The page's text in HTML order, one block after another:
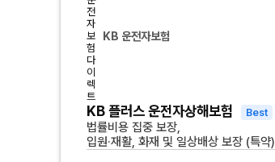
KB 운전자보험
KB 플러스 운전자상해보험 Best
법률비용 집중 보장,
입원·재활, 화재 및 일상배상 보장 (특약)